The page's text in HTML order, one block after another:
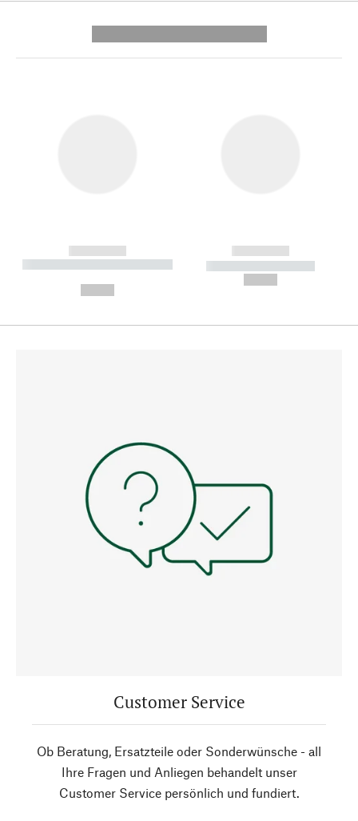
------------
----------- ----------- --------
------------
----------- -----------
Customer Service
Ob Beratung, Ersatzteile oder Sonderwünsche - all
Ihre Fragen und Anliegen behandelt unser
Customer Service persönlich und fundiert.